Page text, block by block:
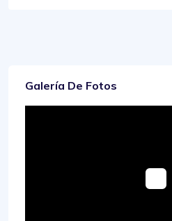
Galería De Fotos